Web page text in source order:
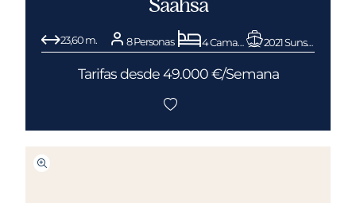
Saahsa
23,60 m. 8 Personas 4 Camarotes 2021 Sunseeker
Tarifas desde 49.000 €/Semana